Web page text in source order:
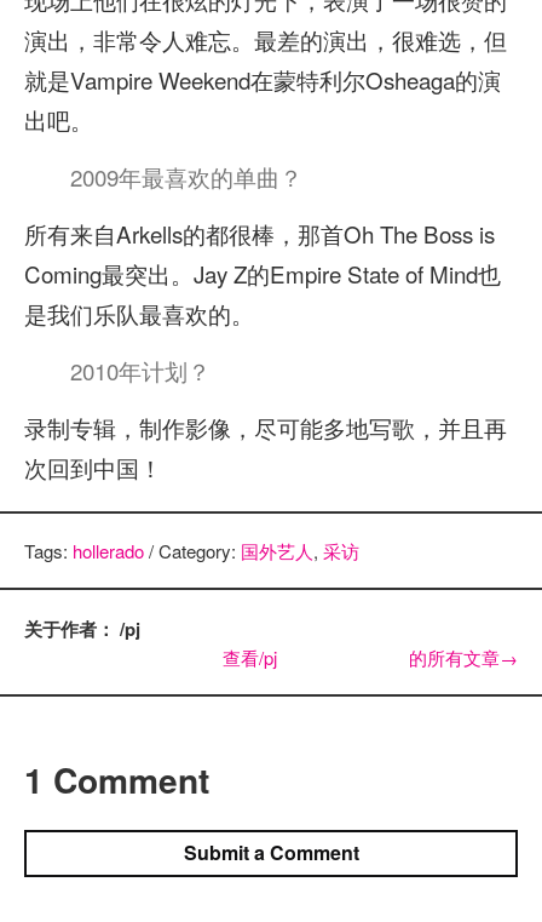
演出，非常令人难忘。最差的演出，很难选，但
就是Vampire Weekend在蒙特利尔Osheaga的演
出吧。
2009年最喜欢的单曲？
所有来自Arkells的都很棒，那首Oh The Boss is
Coming最突出。Jay Z的Empire State of Mind也
是我们乐队最喜欢的。
2010年计划？
录制专辑，制作影像，尽可能多地写歌，并且再
次回到中国！
Tags: hollerado/ Category: 国外艺人, 采访
关于作者： /pj
查看/pj 的所有文章→
1 Comment
Submit a Comment